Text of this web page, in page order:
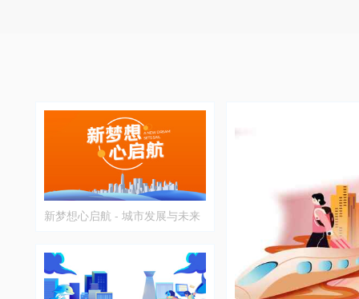
新梦想心启航 - 城市发展与未来